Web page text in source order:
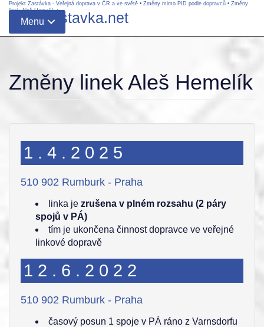
Projekt Zastávka - Veřejná doprava v ČR a ve světě • Změny mimo PID podle dopravců • Změny
linek Aleš Hemelík•
Menu
www.zastavka.net
Změny linek Aleš Hemelík
1.4.2025
510 902 Rumburk - Praha
linka je zrušena v plném rozsahu (2 páry
spojů v PÁ)
tím je ukončena činnost dopravce ve veřejné
linkové dopravě
12.6.2022
510 902 Rumburk - Praha
časový posun 1 spoje v PÁ ráno z Varnsdorfu